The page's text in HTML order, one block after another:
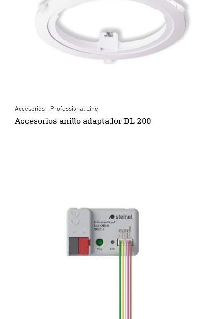
Accesorios - Professional Line
Accesorios anillo adaptador DL 200